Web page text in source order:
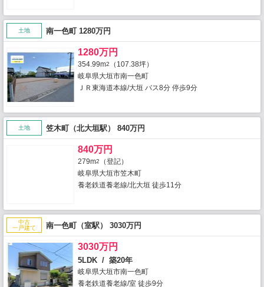
土地 南一色町 1280万円
1280万円
354.99m2
（107.38坪）
岐阜県大垣市南一色町
ＪＲ東海道本線/大垣 バス8分 停歩9分
土地 笠木町（北大垣駅） 840万円
840万円
279m2
（登記）
岐阜県大垣市笠木町
養老鉄道養老線/北大垣 徒歩11分
中古
一戸建て
南一色町（室駅） 3030万円
3030万円
5LDK / 築20年
岐阜県大垣市南一色町
養老鉄道養老線/室 徒歩9分